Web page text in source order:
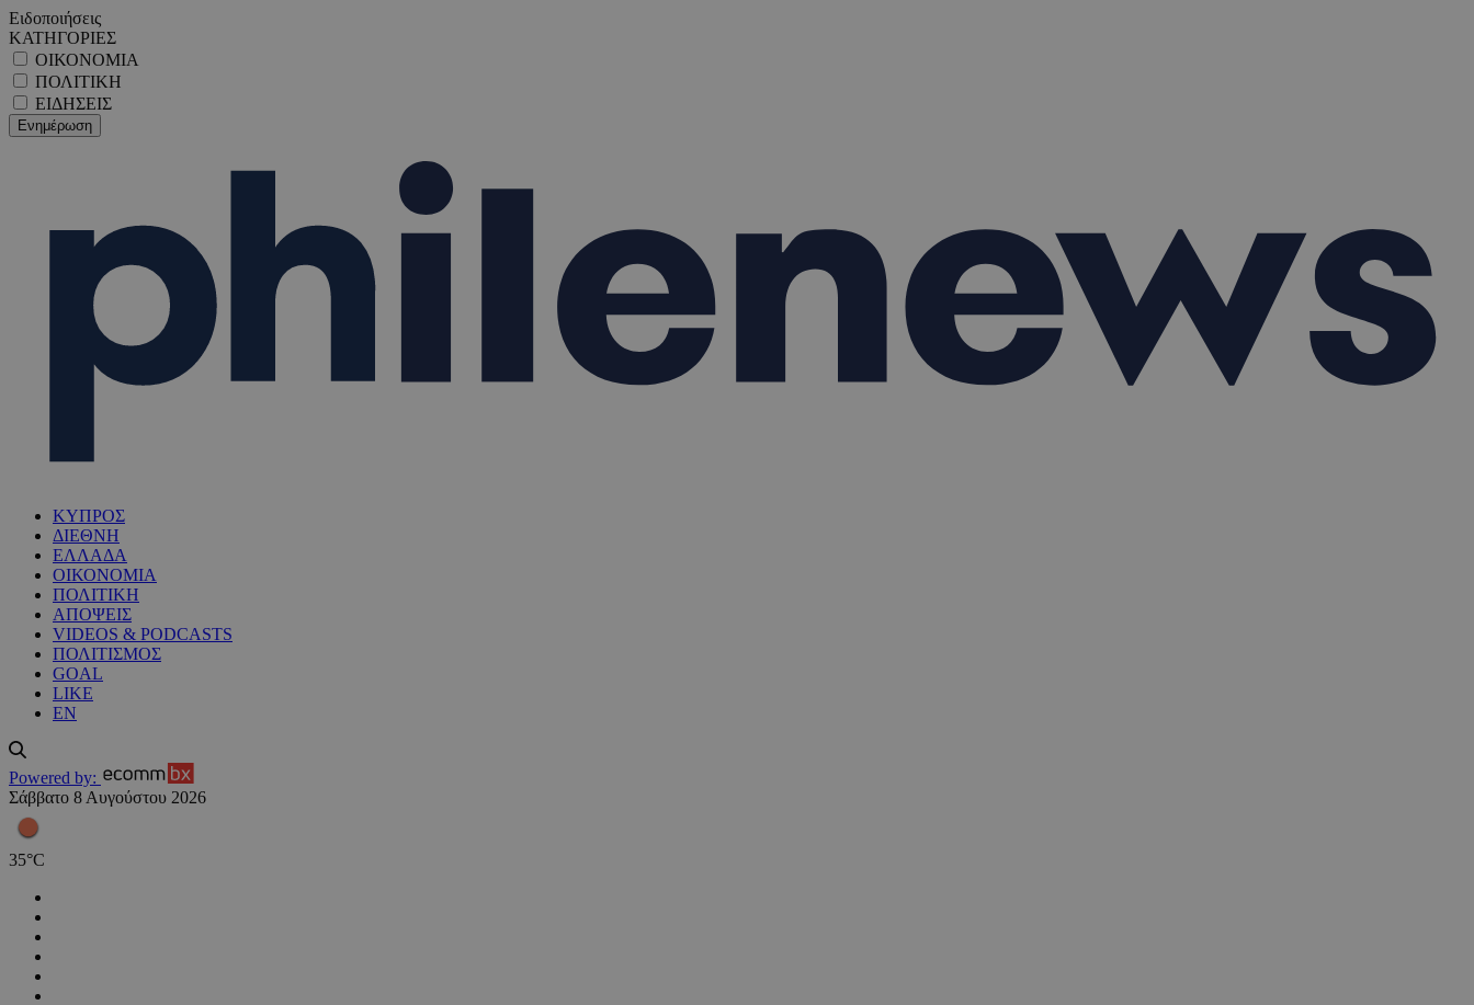
Ειδοποιήσεις
ΚΑΤΗΓΟΡΙΕΣ
ΟΙΚΟΝΟΜΙΑ
ΠΟΛΙΤΙΚΗ
ΕΙΔΗΣΕΙΣ
ΚΥΠΡΟΣ
ΔΙΕΘΝΗ
ΕΛΛΑΔΑ
ΟΙΚΟΝΟΜΙΑ
ΠΟΛΙΤΙΚΗ
ΑΠΟΨΕΙΣ
VIDEOS & PODCASTS
ΠΟΛΙΤΙΣΜΟΣ
GOAL
LIKE
EN
Powered by:
Σάββατο 8 Αυγούστου 2026
35°C